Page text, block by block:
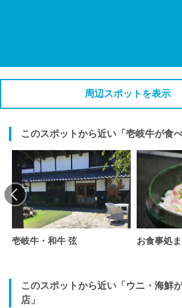
周辺スポットを表示
このスポットから近い「壱岐牛が食
壱岐牛・和牛 弦 お食事処
このスポットから近い「ウニ・海鮮
店」